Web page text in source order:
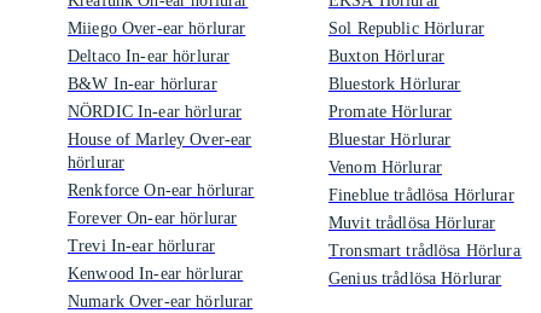
Miiego Over-ear hörlurar
Deltaco In-ear hörlurar
B&W In-ear hörlurar
NÖRDIC In-ear hörlurar
House of Marley Over-ear
hörlurar
Renkforce On-ear hörlurar
Forever On-ear hörlurar
Trevi In-ear hörlurar
Kenwood In-ear hörlurar
Numark Over-ear hörlurar
Sol Republic Hörlurar
Buxton Hörlurar
Bluestork Hörlurar
Promate Hörlurar
Bluestar Hörlurar
Venom Hörlurar
Fineblue trådlösa Hörlurar
Muvit trådlösa Hörlurar
Tronsmart trådlösa Hörlurar
Genius trådlösa Hörlurar